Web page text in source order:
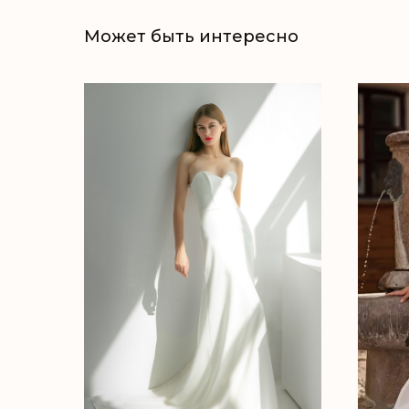
Может быть интересно